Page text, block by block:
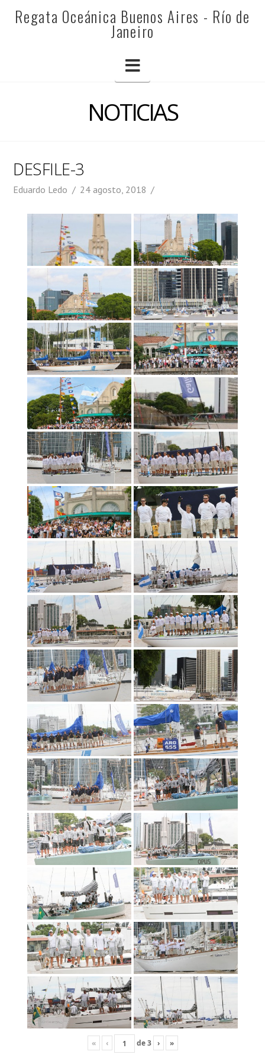
REGATA
OCEÁNICA
BUENOS
AIRES
-
RÍO
DE
JANEIRO
Regata Oceánica Buenos Aires - Río de
Janeiro
Navigation
NOTICIAS
DESFILE-3
Eduardo Ledo 24 agosto, 2018
« ‹ de3 › »